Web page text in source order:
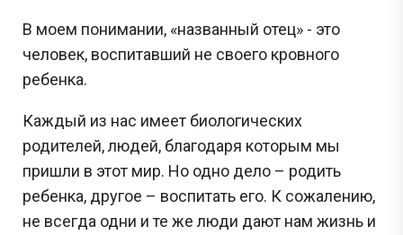
В моем понимании, «названный отец» - это
человек, воспитавший не своего кровного
ребенка.
Каждый из нас имеет биологических
родителей, людей, благодаря которым мы
пришли в этот мир. Но одно дело – родить
ребенка, другое – воспитать его. К сожалению,
не всегда одни и те же люди дают нам жизнь и